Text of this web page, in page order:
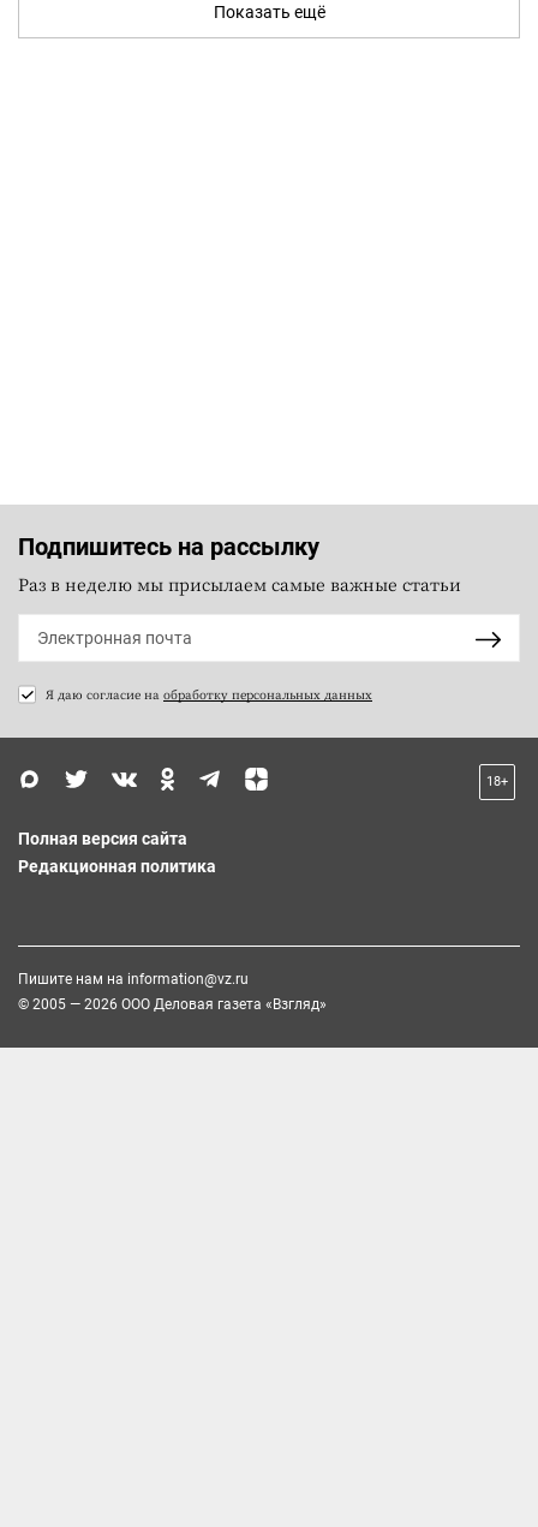
Показать ещё
Подпишитесь на рассылку
Раз в неделю мы присылаем самые важные статьи
Я даю согласие на обработку персональных данных
18+
Полная версия сайта
Редакционная политика
Пишите нам на information@vz.ru
© 2005 — 2026 ООО Деловая газета «Взгляд»